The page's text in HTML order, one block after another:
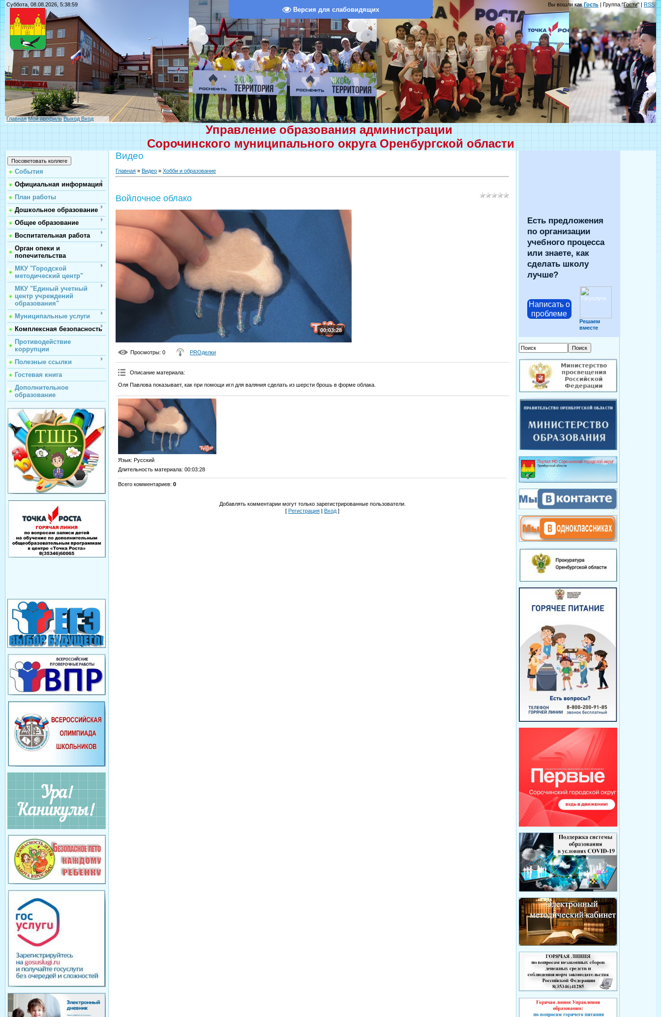
Версия для слабовидящих
Суббота, 08.08.2026, 5:38:59 Вы вошли какГость | Группа "Гости" | RSS
Главная Мой профиль Выход Вход
Управление образования администрации
Сорочинского муниципального округа Оренбургской области
События
Официальная информация
План работы
Дошкольное образование
Общее образование
Воспитательная работа
Орган опеки и
попечительства
МКУ "Городской
методический центр"
МКУ "Единый учетный
центр учреждений
образования"
Муниципальные услуги
Комплексная безопасность
Противодействие
коррупции
Полезные ссылки
Гостевая книга
Дополнительное
образование
Видео
Главная » Видео » Хобби и образование
Войлочное облако
00:03:28
Просмотры: 0 PROделки
Описание материала:
Оля Павлова показывает, как при помощи игл для валяния сделать из шерсти брошь в форме облака.
Язык: Русский
Длительность материала: 00:03:28
Всего комментариев: 0
Добавлять комментарии могут только зарегистрированные пользователи.
[ Регистрация | Вход ]
Есть предложения
по организации
учебного процесса
или знаете, как
сделать школу
лучше?
Написать о
проблеме
Решаем
вместе